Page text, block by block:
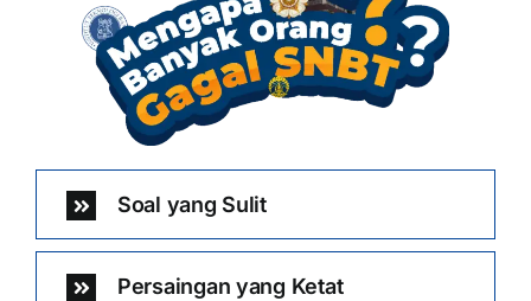
Soal yang Sulit
Persaingan yang Ketat